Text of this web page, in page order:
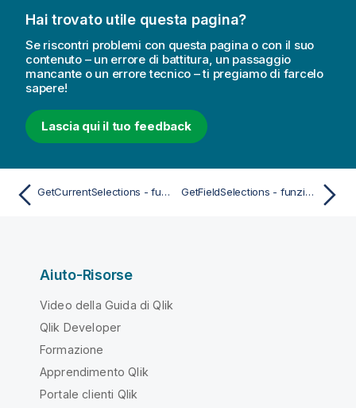
Hai trovato utile questa pagina?
Se riscontri problemi con questa pagina o con il suo
contenuto – un errore di battitura, un passaggio
mancante o un errore tecnico – ti pregiamo di farcelo
sapere!
Lascia qui il tuo feedback
GetCurrentSelections - funzione per grafici GetFieldSelections - funzione per grafici
Aiuto-Risorse
Video della Guida di Qlik
Qlik Developer
Formazione
Apprendimento Qlik
Portale clienti Qlik